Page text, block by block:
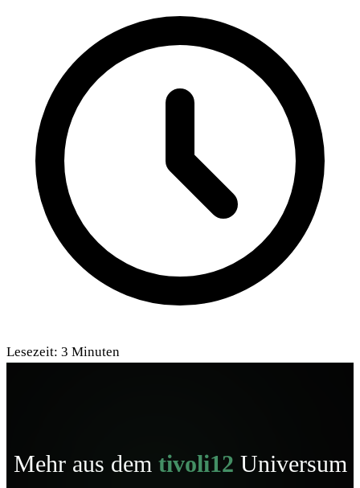
Lesezeit: 3 Minuten
Mehr aus dem tivoli12 Universum